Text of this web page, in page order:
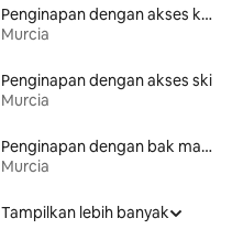
Penginapan dengan akses ke pantai
Murcia
Penginapan dengan akses ski
Murcia
Penginapan dengan bak mandi air panas
Murcia
Tampilkan lebih banyak